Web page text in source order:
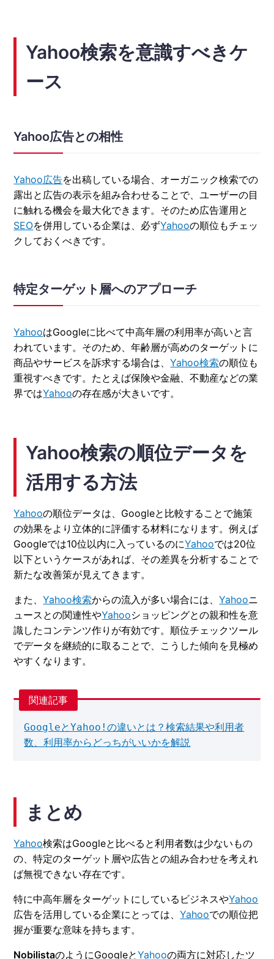
Yahoo検索を意識すべきケ
ース
Yahoo広告との相性
Yahoo広告を出稿している場合、オーガニック検索での
露出と広告の表示を組み合わせることで、ユーザーの目
に触れる機会を最大化できます。そのため広告運用と
SEOを併用している企業は、必ずYahooの順位もチェッ
クしておくべきです。
特定ターゲット層へのアプローチ
YahooはGoogleに比べて中高年層の利用率が高いと言
われています。そのため、年齢層が高めのターゲットに
商品やサービスを訴求する場合は、Yahoo検索の順位も
重視すべきです。たとえば保険や金融、不動産などの業
界ではYahooの存在感が大きいです。
Yahoo検索の順位データを
活用する方法
Yahooの順位データは、Googleと比較することで施策
の効果をより立体的に評価する材料になります。例えば
Googleでは10位以内に入っているのにYahooでは20位
以下というケースがあれば、その差異を分析することで
新たな改善策が見えてきます。
また、Yahoo検索からの流入が多い場合には、Yahooニ
ュースとの関連性やYahooショッピングとの親和性を意
識したコンテンツ作りが有効です。順位チェックツール
でデータを継続的に取ることで、こうした傾向を見極め
やすくなります。
GoogleとYahoo!の違いとは？検索結果や利用者
数、利用率からどっちがいいかを解説
まとめ
Yahoo検索はGoogleと比べると利用者数は少ないもの
の、特定のターゲット層や広告との組み合わせを考えれ
ば無視できない存在です。
特に中高年層をターゲットにしているビジネスやYahoo
広告を活用している企業にとっては、Yahooでの順位把
握が重要な意味を持ちます。
NobilistaのようにGoogleとYahooの両方に対応したツ